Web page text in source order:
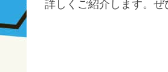
詳しくご紹介します。ぜ